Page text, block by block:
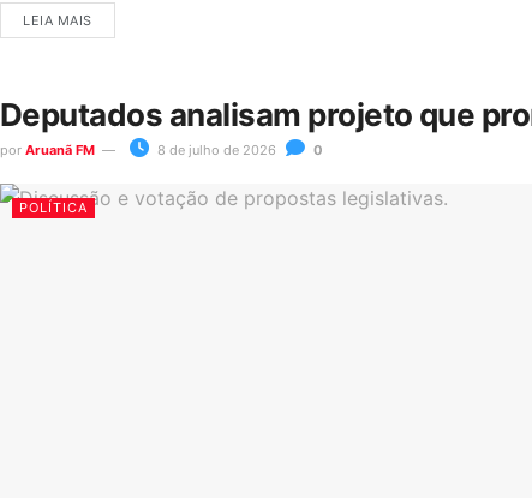
LEIA MAIS
Deputados analisam projeto que
por Aruanã FM 8 de julho de 2026 0
POLÍTICA